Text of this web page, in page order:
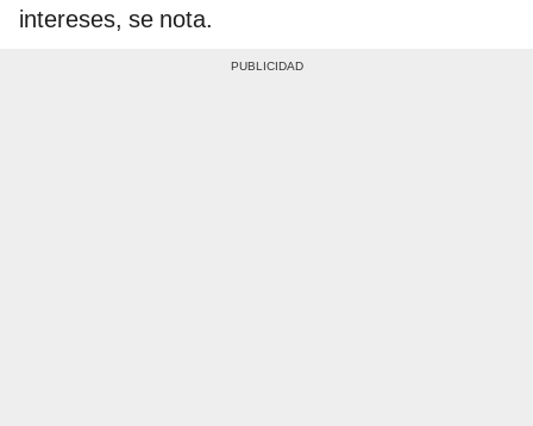
intereses, se nota.